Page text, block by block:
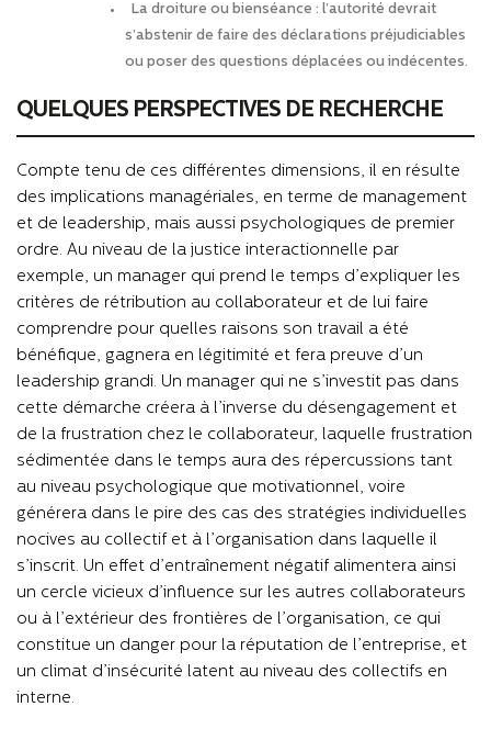
La droiture ou bienséance : l’autorité devrait
s’abstenir de faire des déclarations préjudiciables
ou poser des questions déplacées ou indécentes.
QUELQUES PERSPECTIVES DE RECHERCHE
Compte tenu de ces différentes dimensions, il en résulte
des implications managériales, en terme de management
et de leadership, mais aussi psychologiques de premier
ordre. Au niveau de la justice interactionnelle par
exemple, un manager qui prend le temps d’expliquer les
critères de rétribution au collaborateur et de lui faire
comprendre pour quelles raisons son travail a été
bénéfique, gagnera en légitimité et fera preuve d’un
leadership grandi. Un manager qui ne s’investit pas dans
cette démarche créera à l’inverse du désengagement et
de la frustration chez le collaborateur, laquelle frustration
sédimentée dans le temps aura des répercussions tant
au niveau psychologique que motivationnel, voire
générera dans le pire des cas des stratégies individuelles
nocives au collectif et à l’organisation dans laquelle il
s’inscrit. Un effet d’entraînement négatif alimentera ainsi
un cercle vicieux d’influence sur les autres collaborateurs
ou à l’extérieur des frontières de l’organisation, ce qui
constitue un danger pour la réputation de l’entreprise, et
un climat d’insécurité latent au niveau des collectifs en
interne.